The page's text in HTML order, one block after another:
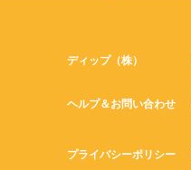
ディップ（株）
ヘルプ＆お問い合わせ
プライバシーポリシー